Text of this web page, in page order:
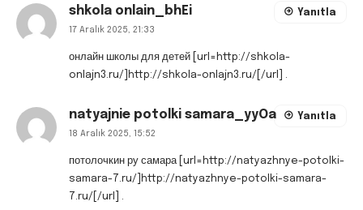
shkola onlain_bhEi
17 Aralık 2025, 21:33
онлайн школы для детей [url=http://shkola-
onlajn3.ru/]http://shkola-onlajn3.ru/[/url] .
Yanıtla
natyajnie potolki samara_yyOa
18 Aralık 2025, 15:52
потолочкин ру самара [url=http://natyazhnye-potolki-
samara-7.ru/]http://natyazhnye-potolki-samara-
7.ru/[/url] .
Yanıtla